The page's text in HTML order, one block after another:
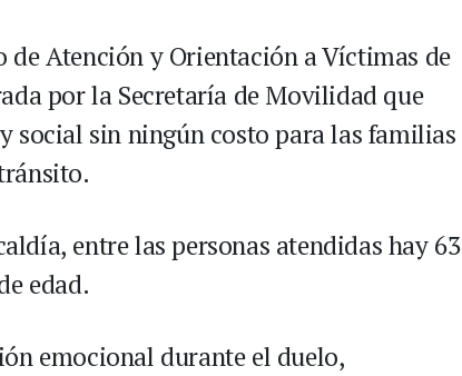
de Atención y Orientación a Víctimas de
por la Secretaría de Movilidad que
social sin ningún costo para las familias
entre las personas atendidas hay 63
edad.
emocional durante el duelo,